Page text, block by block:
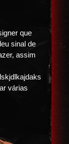
que
sinal de
assim
várias